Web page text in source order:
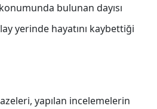
bulunan dayısı
yerinde hayatını kaybettiği
yapılan incelemelerin